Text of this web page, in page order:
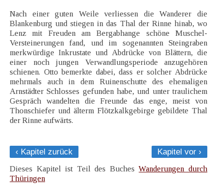
Nach einer guten Weile verliessen die Wanderer die
Blankenburg und stiegen in das Thal der Rinne hinab, wo
Lenz mit Freuden am Bergabhange schöne Muschel-
Versteinerungen fand, und im sogenannten Steingraben
merkwürdige Inkrustate und Abdrücke von Blättern, die
einer noch jungen Verwandlungsperiode anzugehören
schienen. Otto bemerkte dabei, dass er solcher Abdrücke
mehrmals auch in dem Ruinenschutte des ehemaligen
Arnstädter Schlosses gefunden habe, und unter traulichem
Gespräch wandelten die Freunde das enge, meist von
Thonschiefer und älterm Flötzkalkgebirge gebildete Thal
der Rinne aufwärts.
‹ Kapitel zurück
Kapitel vor ›
Dieses Kapitel ist Teil des BuchesWanderungen durch
Thüringen